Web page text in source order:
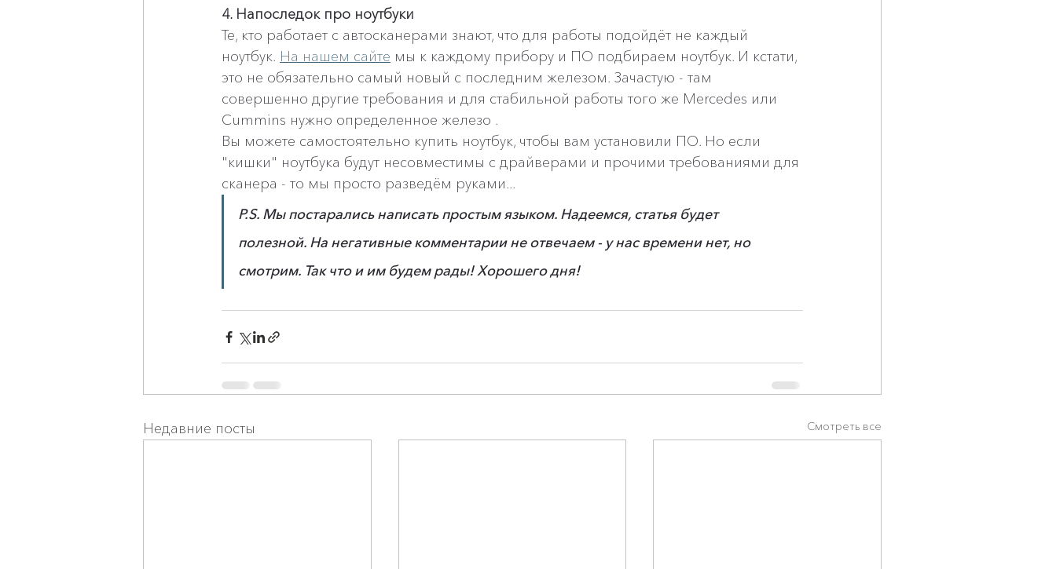
4. Напоследок про ноутбуки
Те, кто работает с автосканерами знают, что для работы подойдёт не каждый
ноутбук. На нашем сайте мы к каждому прибору и ПО подбираем ноутбук. И кстати,
это не обязательно самый новый с последним железом. Зачастую - там
совершенно другие требования и для стабильной работы того же Mercedes или
Cummins нужно определенное железо .
Вы можете самостоятельно купить ноутбук, чтобы вам установили ПО. Но если
"кишки" ноутбука будут несовместимы с драйверами и прочими требованиями для
сканера - то мы просто разведём руками...
P.S. Мы постарались написать простым языком. Надеемся, статья будет
полезной. На негативные комментарии не отвечаем - у нас времени нет, но
смотрим. Так что и им будем рады! Хорошего дня!
Недавние посты Смотреть все